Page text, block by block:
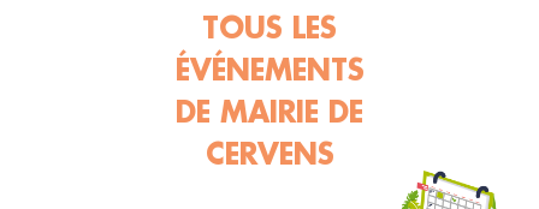
TOUS LES
ÉVÉNEMENTS
DE MAIRIE DE
CERVENS